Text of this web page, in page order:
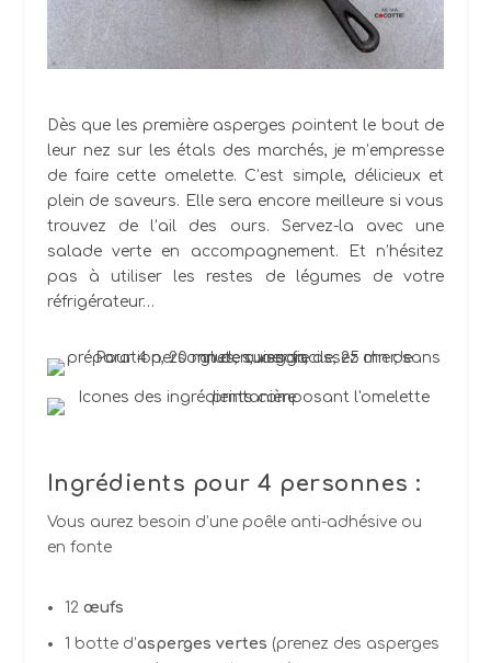
Dès que les première asperges pointent le bout de
leur nez sur les étals des marchés, je m’empresse
de faire cette omelette. C’est simple, délicieux et
plein de saveurs. Elle sera encore meilleure si vous
trouvez de l’ail des ours. Servez-la avec une
salade verte en accompagnement. Et n’hésitez
pas à utiliser les restes de légumes de votre
réfrigérateur…
Ingrédients pour 4 personnes :
Vous aurez besoin d’une poêle anti-adhésive ou
en fonte
12 œufs
1 botte d’asperges vertes (prenez des asperges